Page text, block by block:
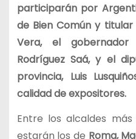
participarán por
de Bien Común y
Vera, el
Rodríguez Saá, y el
provincia, Luis
calidad de expositores.
Entre los alcaldes
estarán los de Roma,